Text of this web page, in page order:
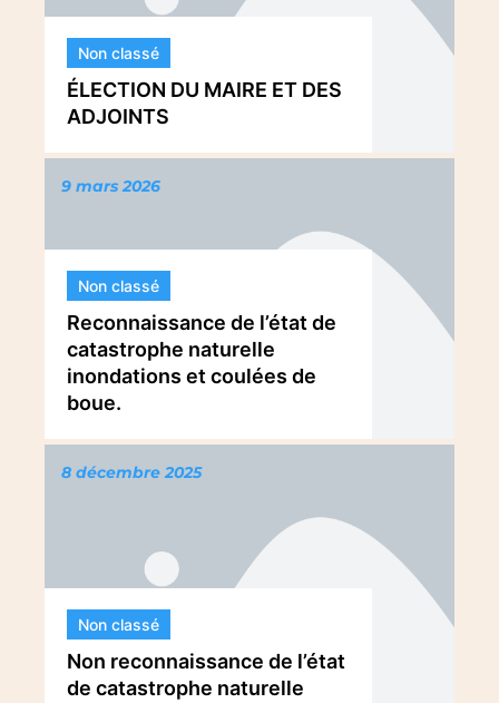
Non classé
ÉLECTION DU MAIRE ET DES
ADJOINTS
9 mars 2026
Non classé
Reconnaissance de l’état de
catastrophe naturelle
inondations et coulées de
boue.
8 décembre 2025
Non classé
Non reconnaissance de l’état
de catastrophe naturelle